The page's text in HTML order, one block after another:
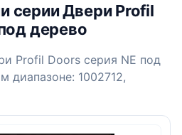
серии Двери Profil
дерево
Profil Doors серия NE под
диапазоне: 1002712,